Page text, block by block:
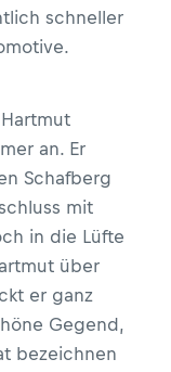
schneller
an. Er
Schafberg
mit
in die Lüfte
über
er ganz
Gegend,
bezeichnen